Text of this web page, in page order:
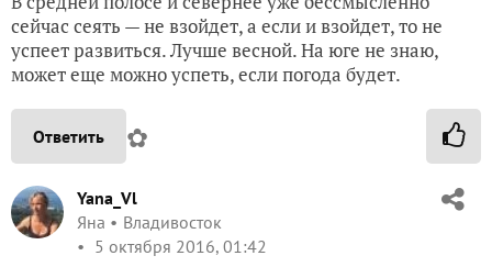
сейчас сеять — не взойдет, а если и взойдет, то не
успеет развиться. Лучше весной. На юге не знаю,
может еще можно успеть, если погода будет.
Ответить ✿
Yana_Vl
Яна
Владивосток
5 октября 2016, 01:42